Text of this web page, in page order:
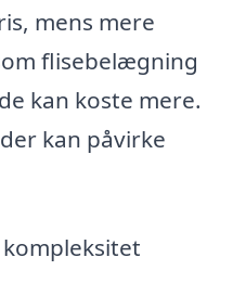
mens mere
flisebelægning
kan koste mere.
kan påvirke